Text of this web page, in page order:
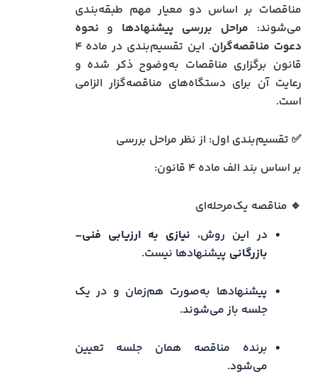
مناقصات بر اساس دو معیار مهم طبقه‌بندی
می‌شوند: مراحل بررسی پیشنهادها و نحوه
دعوت مناقصه‌گران
. این تقسیم‌بندی در ماده ۴
قانون برگزاری مناقصات به‌وضوح ذکر شده و
رعایت آن برای دستگاه‌های مناقصه‌گزار الزامی
است.
✅ تقسیم‌بندی اول: از نظر مراحل بررسی
بر اساس بند الف ماده ۴ قانون:
🔹 مناقصه یک‌مرحله‌ای
در این روش، نیازی به ارزیابی فنی–
بازرگانی پیشنهادها نیست.
پیشنهادها به‌صورت هم‌زمان و در یک
جلسه باز می‌شوند.
برنده مناقصه همان جلسه تعیین
می‌شود.